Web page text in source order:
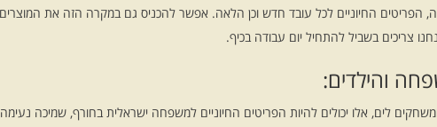
הפריטים החיוניים לכל עובד חדש וכן הלאה. אפשר להכניס גם במקרה הזה את
צריכים בשביל להתחיל יום עבודה בכיף.
והילדים:
ומשחקים לים, אלו יכולים להיות הפריטים החיוניים למשפחה ישראלית בחורף, שמיכה